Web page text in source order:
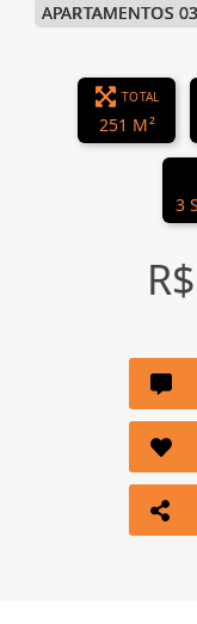
APARTAMENTOS
TOTAL
251 M²
3